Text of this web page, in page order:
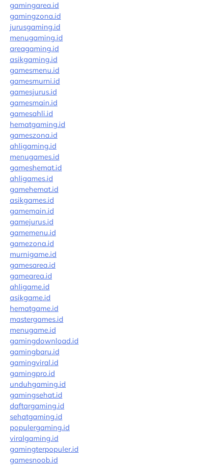
gamingarea.id
gamingzona.id
jurusgaming.id
menugaming.id
areagaming.id
asikgaming.id
gamesmenu.id
gamesmurni.id
gamesjurus.id
gamesmain.id
gamesahli.id
hematgaming.id
gameszona.id
ahligaming.id
menugames.id
gameshemat.id
ahligames.id
gamehemat.id
asikgames.id
gamemain.id
gamejurus.id
gamemenu.id
gamezona.id
murnigame.id
gamesarea.id
gamearea.id
ahligame.id
asikgame.id
hematgame.id
mastergames.id
menugame.id
gamingdownload.id
gamingbaru.id
gamingviral.id
gamingpro.id
unduhgaming.id
gamingsehat.id
daftargaming.id
sehatgaming.id
populergaming.id
viralgaming.id
gamingterpopuler.id
gamesnoob.id